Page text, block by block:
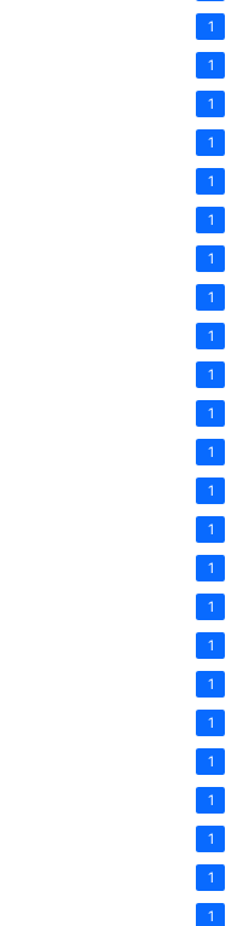
1
1
1
1
1
1
1
1
1
1
1
1
1
1
1
1
1
1
1
1
1
1
1
1